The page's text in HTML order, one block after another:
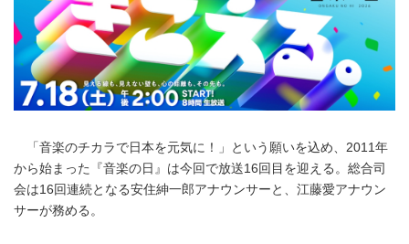
「音楽のチカラで日本を元気に！」という願いを込め、2011年
から始まった『音楽の日』は今回で放送16回目を迎える。総合司
会は16回連続となる安住紳一郎アナウンサーと、江藤愛アナウン
サーが務める。